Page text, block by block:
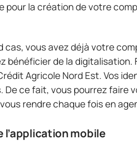
pour la création de votre
cas, vous avez déjà votre
bénéficier de la digitalisation.
Agricole Nord Est. Vos
De ce fait, vous pourrez faire
rendre chaque fois en
l’application mobile